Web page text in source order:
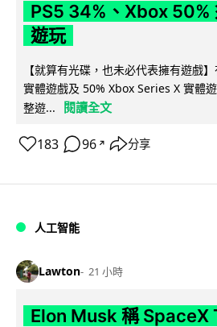
PS5 34%、Xbox 50%
遊玩
【就算有光碟，也未必代表擁有遊戲
實體遊戲及 50% Xbox Series X 實體
整遊...
閱讀全文
183 96 ↗ 分享
人工智能
Lawton 21 小時
Elon Musk 稱 SpaceX